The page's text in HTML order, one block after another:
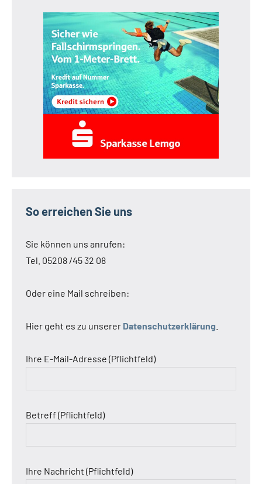
So erreichen Sie uns
Sie können uns anrufen:
Tel. 05208 /45 32 08
Oder eine Mail schreiben:
Hier geht es zu unserer Datenschutzerklärung
Ihre E-Mail-Adresse (Pflichtfeld)
Betreff (Pflichtfeld)
Ihre Nachricht (Pflichtfeld)